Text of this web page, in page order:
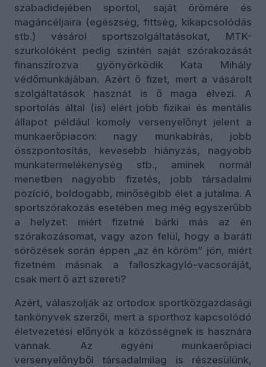
szabadidejében sportol, saját örömére és
magáncéljaira (egészség, fittség, kikapcsolódás
stb.) vásárol sportszolgáltatásokat, MTK-
szurkolóként pedig szintén saját szórakozását
finanszírozva gyönyörködik Kata Mihály
védőmunkájában. Azért ő fizet, mert a vásárolt
szolgáltatások hasznát is ő maga élvezi. A
sportolás által (is) elért jobb fizikai és mentális
állapot például komoly versenyelőnyt jelent a
munkaerőpiacon: nagy munkabírás, jobb
összpontosítás, kevesebb hiányzás, nagyobb
munkatermelékenység stb., aminek normál
menetben nagyobb fizetés, jobb társadalmi
pozíció, boldogabb, minőségibb élet a jutalma. A
sportszórakozás esetében meg még egyszerűbb
a helyzet: miért fizetné bárki más az én
szórakozásomat, vagy azon felül, hogy a baráti
sörözések során éppen „az én köröm” jön, miért
fizetném másnak a falloszkagyló-vacsoráját,
csak mert ő azt szereti?
Azért, válaszolják az ortodox sportközgazdasági
tankönyvek szerzői, mert a sporthoz kapcsolódó
életvezetési előnyök a közösségnek is hasznára
vannak. Az egyéni munkaerőpiaci
versenyelőnyből társadalmilag is részesülünk,